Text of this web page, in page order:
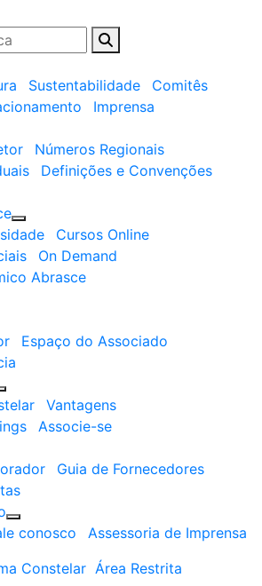
Sustentabilidade
Comitês
Imprensa
Números Regionais
Definições e Convenções
Cursos Online
On Demand
Abrasce
Espaço do Associado
Vantagens
Associe-se
Guia de Fornecedores
conosco
Assessoria de Imprensa
Constelar Área Restrita